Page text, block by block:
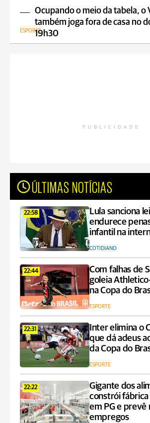
Ocupando o meio da tabela, o
também joga fora de casa no
19h30
ESPORTE
PUBLICIDADE
ÚLTIMAS NOTÍCIAS
22:58
Lula sanciona
endurece
infantil na
COTIDIANO
22:44
Com falhas de
goleia
na Copa do
ESPORTE
22:31
Inter elimina o
que dá adeus
da Copa do
ESPORTE
22:22
Gigante dos
constrói fábrica
em PG e
empregos